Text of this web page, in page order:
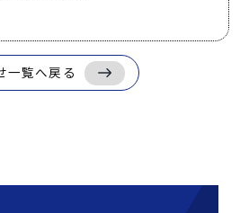
一覧へ戻る